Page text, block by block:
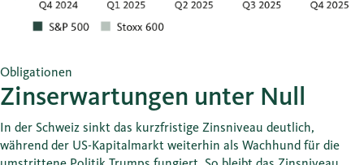
Obligationen
Zinserwartungen unter Null
In der Schweiz sinkt das kurzfristige Zinsniveau deutlich,
während der US-Kapitalmarkt weiterhin als Wachhund für die